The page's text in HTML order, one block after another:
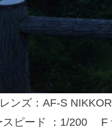
ンズ： AF-S
ピード ：1/200 F